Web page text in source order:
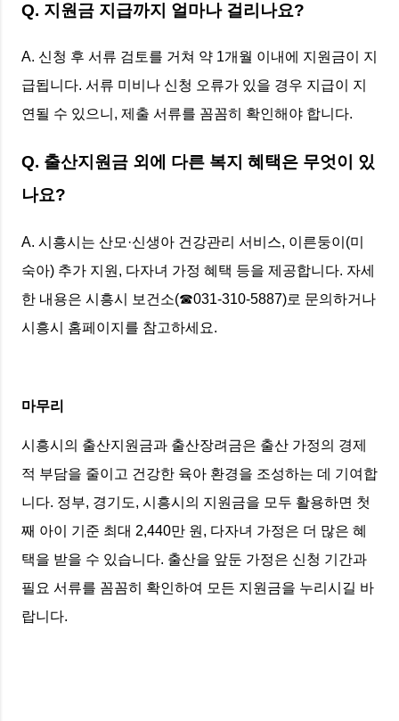
Q. 지원금 지급까지 얼마나 걸리나요?
A. 신청 후 서류 검토를 거쳐 약 1개월 이내에 지원금이 지
급됩니다. 서류 미비나 신청 오류가 있을 경우 지급이 지
연될 수 있으니, 제출 서류를 꼼꼼히 확인해야 합니다.
Q. 출산지원금 외에 다른 복지 혜택은 무엇이 있
나요?
A. 시흥시는 산모·신생아 건강관리 서비스, 이른둥이(미
숙아) 추가 지원, 다자녀 가정 혜택 등을 제공합니다. 자세
한 내용은 시흥시 보건소(☎031-310-5887)로 문의하거나
시흥시 홈페이지를 참고하세요.
마무리
시흥시의 출산지원금과 출산장려금은 출산 가정의 경제
적 부담을 줄이고 건강한 육아 환경을 조성하는 데 기여합
니다. 정부, 경기도, 시흥시의 지원금을 모두 활용하면 첫
째 아이 기준 최대 2,440만 원, 다자녀 가정은 더 많은 혜
택을 받을 수 있습니다. 출산을 앞둔 가정은 신청 기간과
필요 서류를 꼼꼼히 확인하여 모든 지원금을 누리시길 바
랍니다.